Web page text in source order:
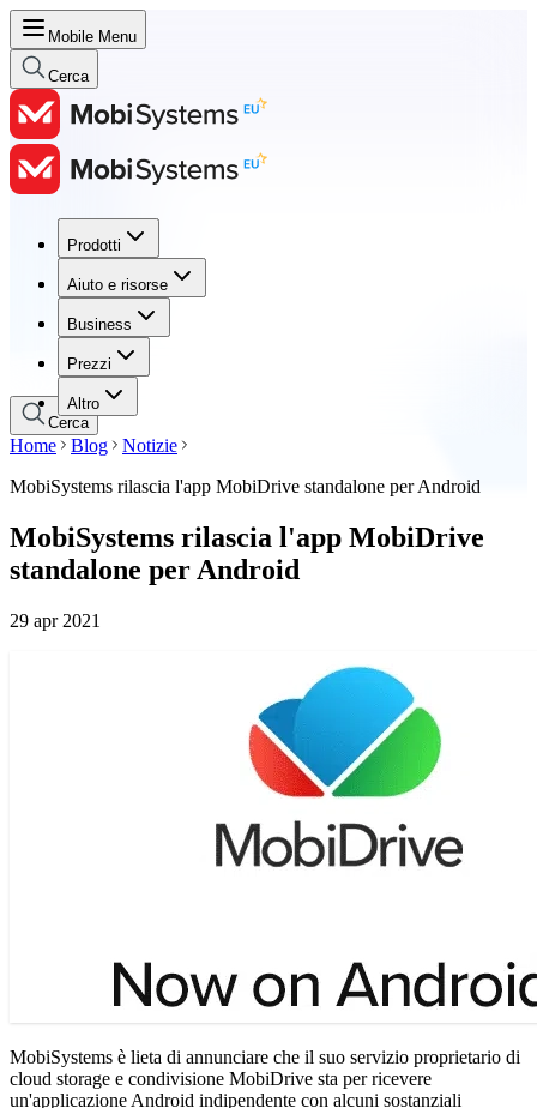
Mobile Menu
Cerca
Prodotti
Aiuto e risorse
Business
Prezzi
Altro
Prodotti
Aiuto e risorse
Business
Prezzi
Cerca
Home Blog
Notizie
MobiSystems rilascia l'app MobiDrive standalone per Android
MobiSystems rilascia l'app MobiDrive
standalone per Android
29 apr 2021
MobiSystems è lieta di annunciare che il suo servizio proprietario di
cloud storage e condivisione MobiDrive sta per ricevere
un'applicazione Android indipendente con alcuni sostanziali